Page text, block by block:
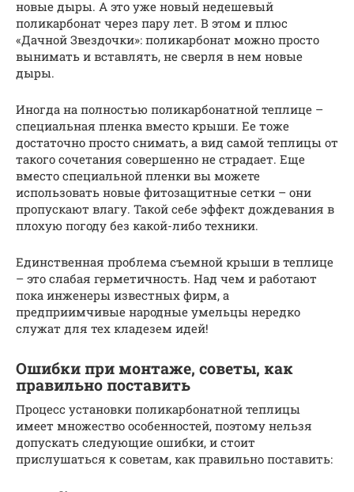
новые дыры. А это уже новый недешевый
поликарбонат через пару лет. В этом и плюс
«Дачной Звездочки»: поликарбонат можно просто
вынимать и вставлять, не сверля в нем новые
дыры.
Иногда на полностью поликарбонатной теплице –
специальная пленка вместо крыши. Ее тоже
достаточно просто снимать, а вид самой теплицы от
такого сочетания совершенно не страдает. Еще
вместо специальной пленки вы можете
использовать новые фитозащитные сетки – они
пропускают влагу. Такой себе эффект дождевания в
плохую погоду без какой-либо техники.
Единственная проблема съемной крыши в теплице
– это слабая герметичность. Над чем и работают
пока инженеры известных фирм, а
предприимчивые народные умельцы нередко
служат для тех кладезем идей!
Ошибки при монтаже, советы, как
правильно поставить
Процесс установки поликарбонатной теплицы
имеет множество особенностей, поэтому нельзя
допускать следующие ошибки, и стоит
прислушаться к советам, как правильно поставить: